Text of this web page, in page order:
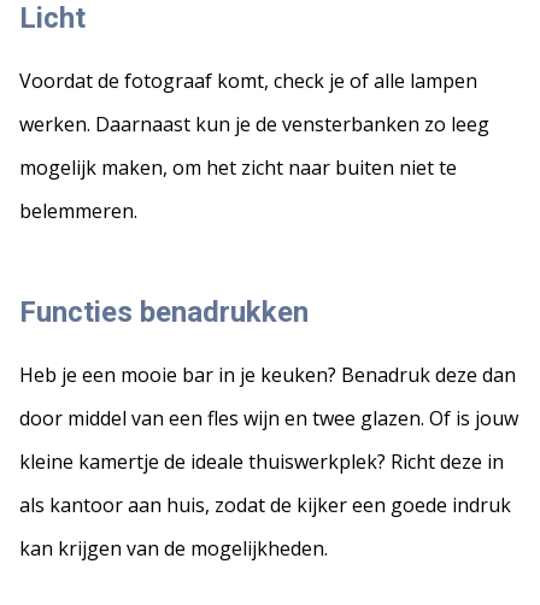
Licht
Voordat de fotograaf komt, check je of alle lampen
werken. Daarnaast kun je de vensterbanken zo leeg
mogelijk maken, om het zicht naar buiten niet te
belemmeren.
Functies benadrukken
Heb je een mooie bar in je keuken? Benadruk deze dan
door middel van een fles wijn en twee glazen. Of is jouw
kleine kamertje de ideale thuiswerkplek? Richt deze in
als kantoor aan huis, zodat de kijker een goede indruk
kan krijgen van de mogelijkheden.